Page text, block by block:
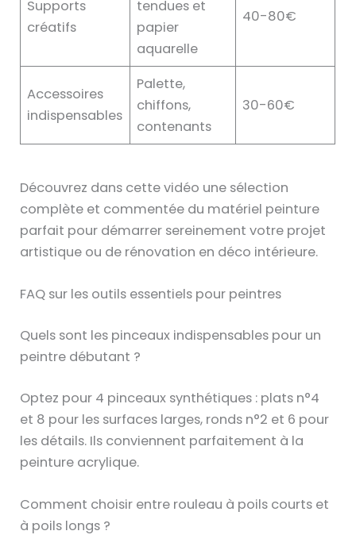
Supports
créatifs
tendues et
papier
aquarelle
40-80€
Accessoires
indispensables
Palette,
chiffons,
contenants
30-60€
Découvrez dans cette vidéo une sélection
complète et commentée du matériel peinture
parfait pour démarrer sereinement votre projet
artistique ou de rénovation en déco intérieure.
FAQ sur les outils essentiels pour peintres
Quels sont les pinceaux indispensables pour un
peintre débutant ?
Optez pour 4 pinceaux synthétiques : plats n°4
et 8 pour les surfaces larges, ronds n°2 et 6 pour
les détails. Ils conviennent parfaitement à la
peinture acrylique.
Comment choisir entre rouleau à poils courts et
à poils longs ?